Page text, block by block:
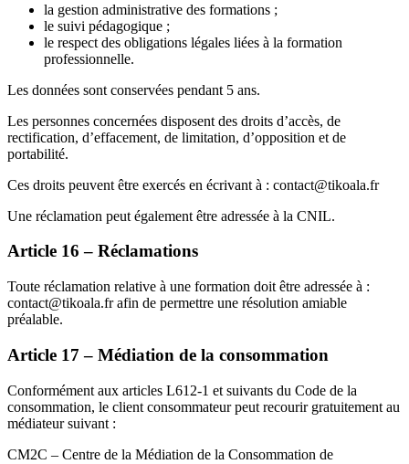
la gestion administrative des formations ;
le suivi pédagogique ;
le respect des obligations légales liées à la formation
professionnelle.
Les données sont conservées pendant 5 ans.
Les personnes concernées disposent des droits d’accès, de
rectification, d’effacement, de limitation, d’opposition et de
portabilité.
Ces droits peuvent être exercés en écrivant à : contact@tikoala.fr
Une réclamation peut également être adressée à la CNIL.
Article 16 – Réclamations
Toute réclamation relative à une formation doit être adressée à :
contact@tikoala.fr afin de permettre une résolution amiable
préalable.
Article 17 – Médiation de la consommation
Conformément aux articles L612-1 et suivants du Code de la
consommation, le client consommateur peut recourir gratuitement au
médiateur suivant :
CM2C – Centre de la Médiation de la Consommation de